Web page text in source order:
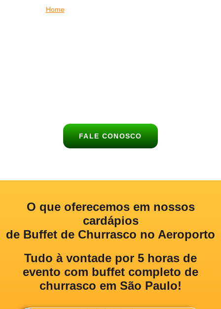
Home|
FALE CONOSCO
O que oferecemos em nossos
cardápios
de Buffet de Churrasco no Aeroporto
Tudo à vontade por 5 horas de
evento com buffet completo de
churrasco em São Paulo!